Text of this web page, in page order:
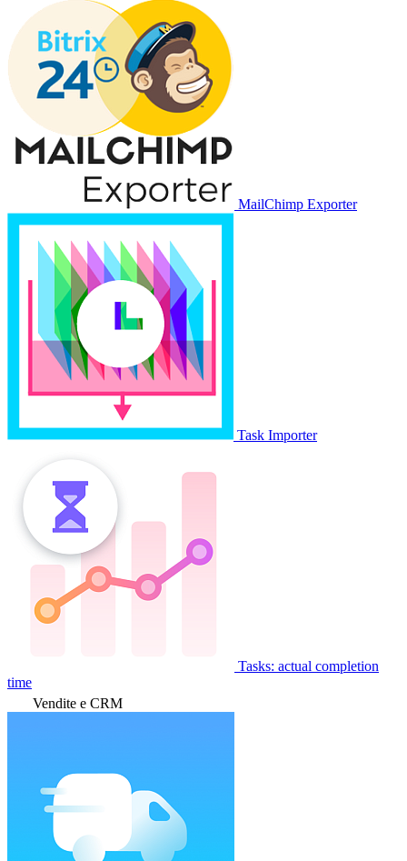
MailChimp Exporter
Task Importer
Tasks: actual completion
time
Vendite e CRM